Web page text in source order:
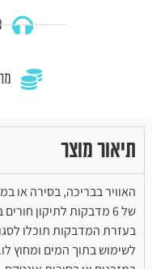
תיאור מוצר
האוויר בבריכה, בסירה או
של 6 מדבקות לתיקון
בעזרת המדבקות תוכלו
לשימוש בתוך המים ומחוץ